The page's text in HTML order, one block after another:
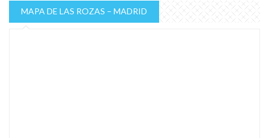
MAPA DE LAS ROZAS – MADRID